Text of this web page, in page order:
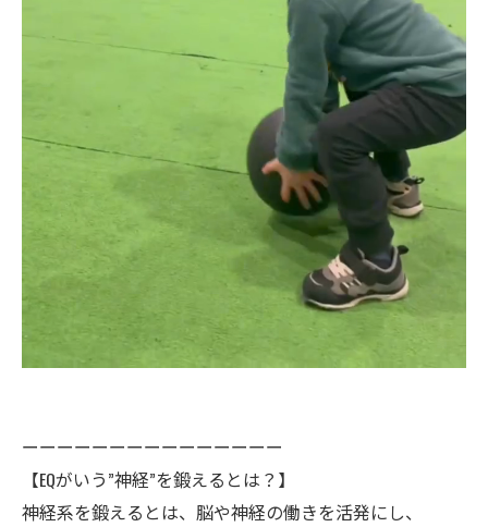
ーーーーーーーーーーーーーーー
【EQがいう”神経”を鍛えるとは？】
神経系を鍛えるとは、脳や神経の働きを活発にし、